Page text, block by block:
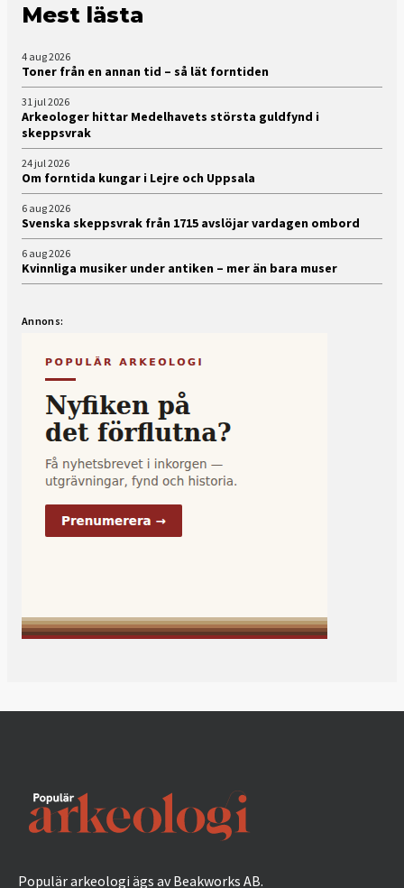
Mest lästa
4 aug 2026
Toner från en annan tid – så lät forntiden
31 jul 2026
Arkeologer hittar Medelhavets största guldfynd i
skeppsvrak
24 jul 2026
Om forntida kungar i Lejre och Uppsala
6 aug 2026
Svenska skeppsvrak från 1715 avslöjar vardagen ombord
6 aug 2026
Kvinnliga musiker under antiken – mer än bara muser
Annons:
Populär arkeologi ägs av Beakworks AB.